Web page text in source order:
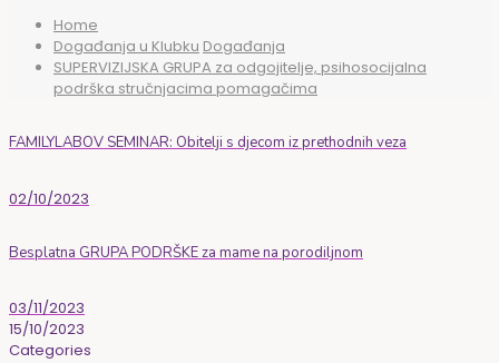
Home
Događanja u Klubku Događanja
SUPERVIZIJSKA GRUPA za odgojitelje, psihosocijalna
podrška stručnjacima pomagačima
FAMILYLABOV SEMINAR: Obitelji s djecom iz prethodnih veza
02/10/2023
Besplatna GRUPA PODRŠKE za mame na porodiljnom
03/11/2023
15/10/2023
Categories